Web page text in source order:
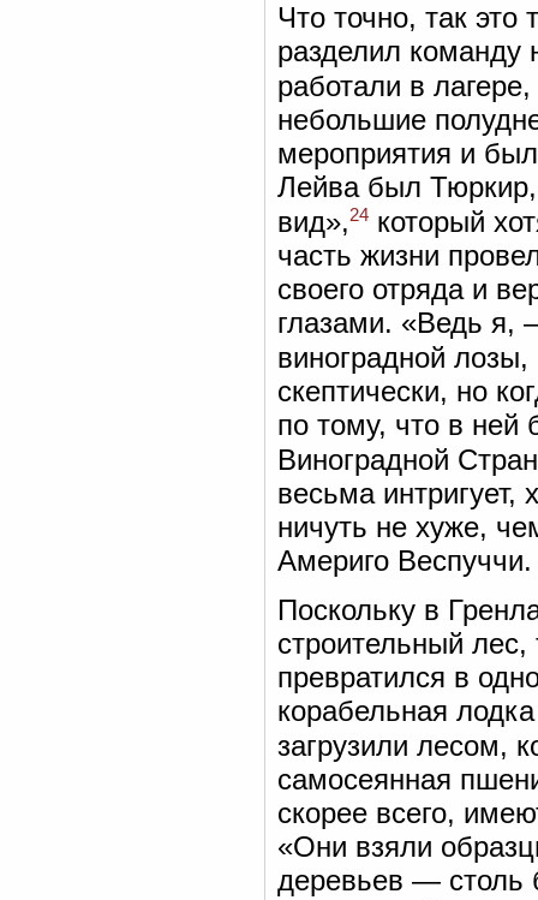
Что точно, так
разделил команду
работали в
небольшие
мероприятия и
Лейва был
вид»,24 который
часть жизни
своего отряда и
глазами. «Ведь я,
виноградной лозы,
скептически, но
по тому, что в ней
Виноградной
весьма
ничуть не хуже,
Америго Веспуччи.
Поскольку в
строительный
превратился в
корабельная
загрузили лесом,
самосеянная
скорее всего,
«Они взяли
деревьев — столь